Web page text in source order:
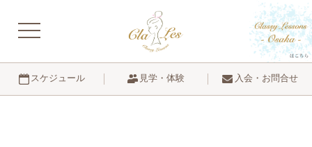
navigation
スケジュール 見学・体験 入会・お問合せ